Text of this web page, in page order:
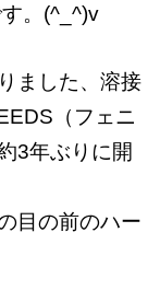
。(^_^)v
ました、溶接
（フェニ
3年ぶりに開
目の前のハー